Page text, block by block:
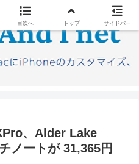
、Alder Lake
ノートが 31,365円
目次へ トップ サイドバー